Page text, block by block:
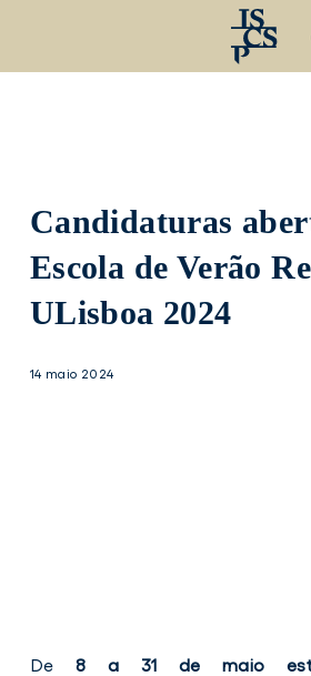
Candidaturas
Escola de Verão
ULisboa 2024
14 maio 2024
De8 a 31 de maio